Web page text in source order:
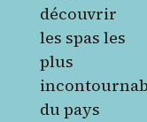
découvrir
les spas les
plus
du pays